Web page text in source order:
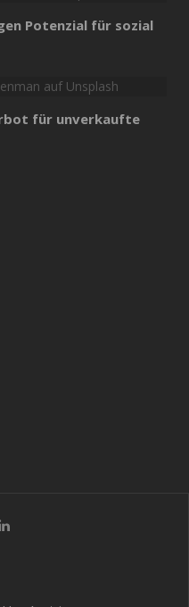
Potenzial für sozial
auf Unsplash
für unverkaufte